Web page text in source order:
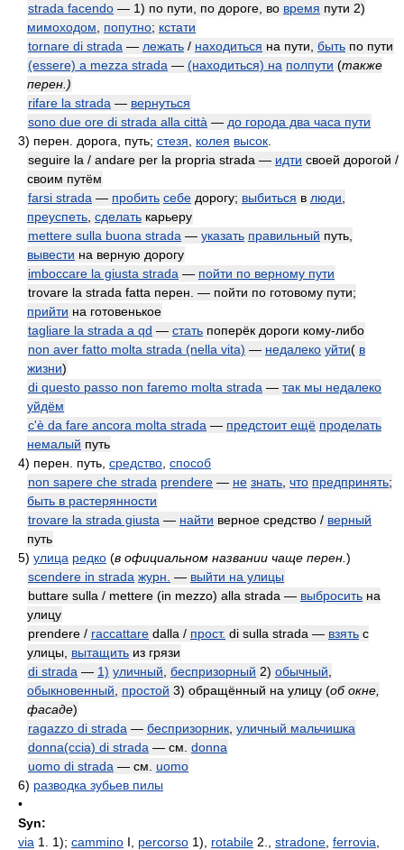
strada facendo — 1) по пути, по дороге, во время пути 2)
мимоходом
попутно; кстати
tornare di strada — лежать / находиться на пути, быть по пути
(essere) a mezza strada — (находиться) на полпути (также
перен.)
rifare la strada — вернуться
sono due ore di strada alla città — до города два часа пути
3) перен. дорога, путь; стезя колея высок
seguire la / andare per la propria strada — идти своей дорогой /
своим путём
farsi strada — пробить себе дорогу; выбиться в люди
преуспеть сделать карьеру
mettere sulla buona strada — указать правильный путь,
вывести на верную дорогу
imboccare la giusta strada — пойти по верному пути
trovare la strada fatta перен. — пойти по готовому пути;
прийти на готовенькое
tagliare la strada a qd — стать поперёк дороги кому-либо
non aver fatto molta strada (nella vita) — недалеко уйти( в
жизни)
di questo passo non faremo molta strada — так мы недалеко
уйдём
c'è da fare ancora molta strada — предстоит ещё проделать
немалый путь
4) перен. путь, средство способ
non sapere che strada prendere — не знать что предпринять;
быть в растерянности
trovare la strada giusta — найти верное средство / верный
путь
5) улица редко (в официальном названии чаще перен. )
scendere in strada журн. — выйти на улицы
buttare sulla / mettere (in mezzo) alla strada — выбросить на
улицу
prendere / raccattare dalla / прост. di sulla strada — взять с
улицы, вытащить из грязи
di strada — 1) уличный беспризорный 2) обычный
обыкновенный
простой 3) обращённый на улицу (об окне,
фасаде)
ragazzo di strada — беспризорник уличный мальчишка
donna(ccia) di strada — см. donna
uomo di strada — см. uomo
6) разводка зубьев пилы
•
Syn:
via 1. 1); cammino I, percorso 1), rotabile 2., stradone ferrovia